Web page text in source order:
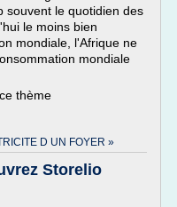
souvent le quotidien des
le moins bien
mondiale, l'Afrique ne
mondiale
thème
D UN FOYER »
Storelio